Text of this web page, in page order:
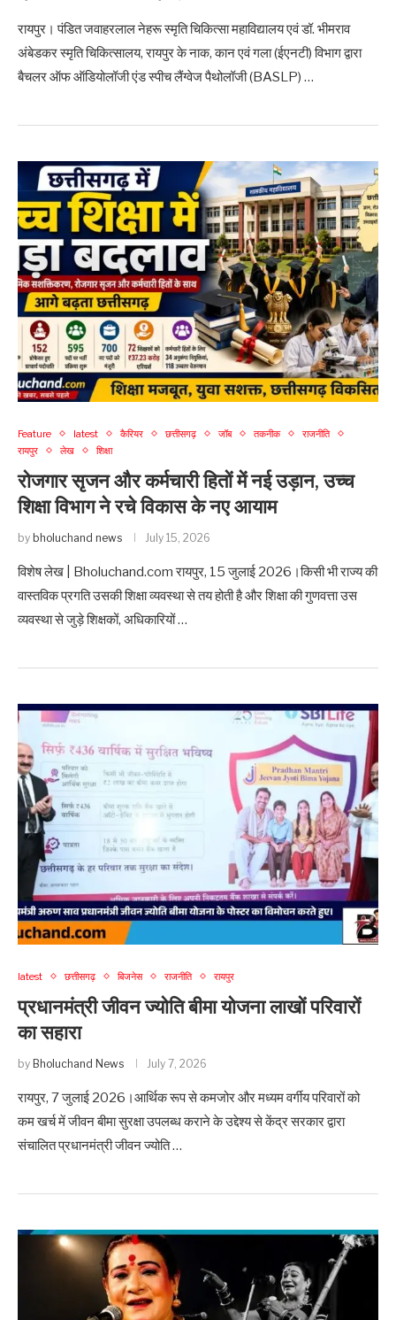
रायपुर। पंडित जवाहरलाल नेहरू स्मृति चिकित्सा महाविद्यालय एवं डॉ. भीमराव
अंबेडकर स्मृति चिकित्सालय, रायपुर के नाक, कान एवं गला (ईएनटी) विभाग द्वारा
बैचलर ऑफ ऑडियोलॉजी एंड स्पीच लैंग्वेज पैथोलॉजी (BASLP) …
Feature latest कैरियर छत्तीसगढ़ जॉब तकनीक
राजनीति
रायपुर
लेख शिक्षा
रोजगार सृजन और कर्मचारी हितों में नई उड़ान, उच्च
शिक्षा विभाग ने रचे विकास के नए आयाम
by bholuchand news July 15, 2026
विशेष लेख | Bholuchand.com रायपुर, 15 जुलाई 2026।किसी भी राज्य की
वास्तविक प्रगति उसकी शिक्षा व्यवस्था से तय होती है और शिक्षा की गुणवत्ता उस
व्यवस्था से जुड़े शिक्षकों, अधिकारियों …
latest छत्तीसगढ़ बिजनेस राजनीति रायपुर
प्रधानमंत्री जीवन ज्योति बीमा योजना लाखों परिवारों
का सहारा
by Bholuchand News July 7, 2026
रायपुर, 7 जुलाई 2026।आर्थिक रूप से कमजोर और मध्यम वर्गीय परिवारों को
कम खर्च में जीवन बीमा सुरक्षा उपलब्ध कराने के उद्देश्य से केंद्र सरकार द्वारा
संचालित प्रधानमंत्री जीवन ज्योति …